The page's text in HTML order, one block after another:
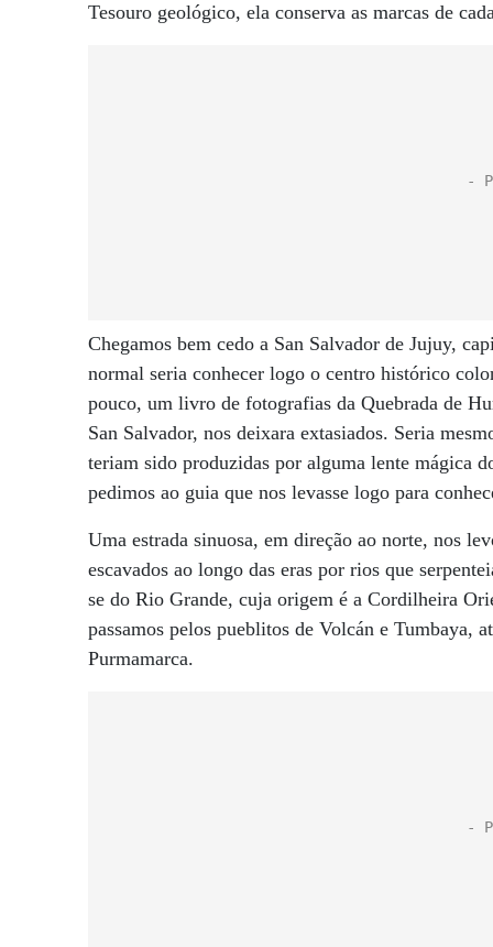
Tesouro geológico, ela conserva as marcas de
Chegamos bem cedo a San Salvador de Jujuy,
normal seria conhecer logo o centro histórico
pouco, um livro de fotografias da Quebrada de
San Salvador, nos deixara extasiados. Seria
teriam sido produzidas por alguma lente mágica
pedimos ao guia que nos levasse logo para
Uma estrada sinuosa, em direção ao norte, nos
escavados ao longo das eras por rios que
se do Rio Grande, cuja origem é a Cordilheira
passamos pelos pueblitos de Volcán e Tumbaya,
Purmamarca.